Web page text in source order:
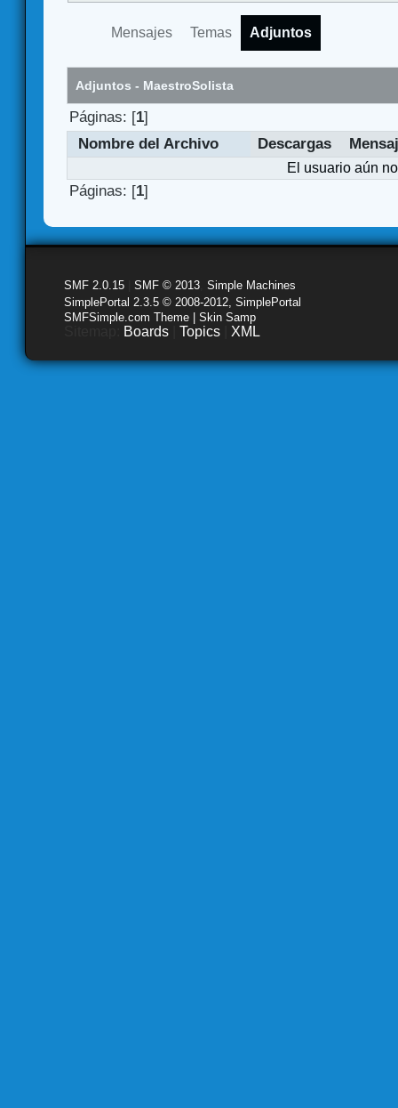
Mensajes Temas Adjuntos
Adjuntos - MaestroSolista
Páginas: [1]
Nombre del Archivo
Descargas
El usuario aún
Páginas: [1]
SMF 2.0.15 SMF © 2013 Simple Machines
SimplePortal 2.3.5 © 2008-2012, SimplePortal
SMFSimple.com Theme | Skin Samp
Boards Topics XML